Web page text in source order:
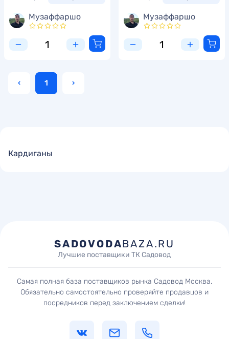
Музаффаршо Музаффаршо
‹ 1 ›
Кардиганы
SADOVODABAZA.RU
Лучшие поставщики ТК Садовод
Самая полная база поставщиков рынка Садовод Москва.
Обязательно самостоятельно проверяйте продавцов и
посредников перед заключением сделки!